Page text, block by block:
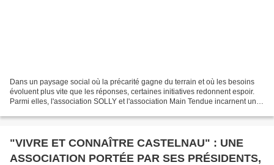
Dans un paysage social où la précarité gagne du terrain et où les besoins
évoluent plus vite que les réponses, certaines initiatives redonnent espoir.
Parmi elles, l'association SOLLY et l'association Main Tendue incarnent une
"VIVRE ET CONNAÎTRE CASTELNAU" : UNE
ASSOCIATION PORTÉE PAR SES PRÉSIDENTS,